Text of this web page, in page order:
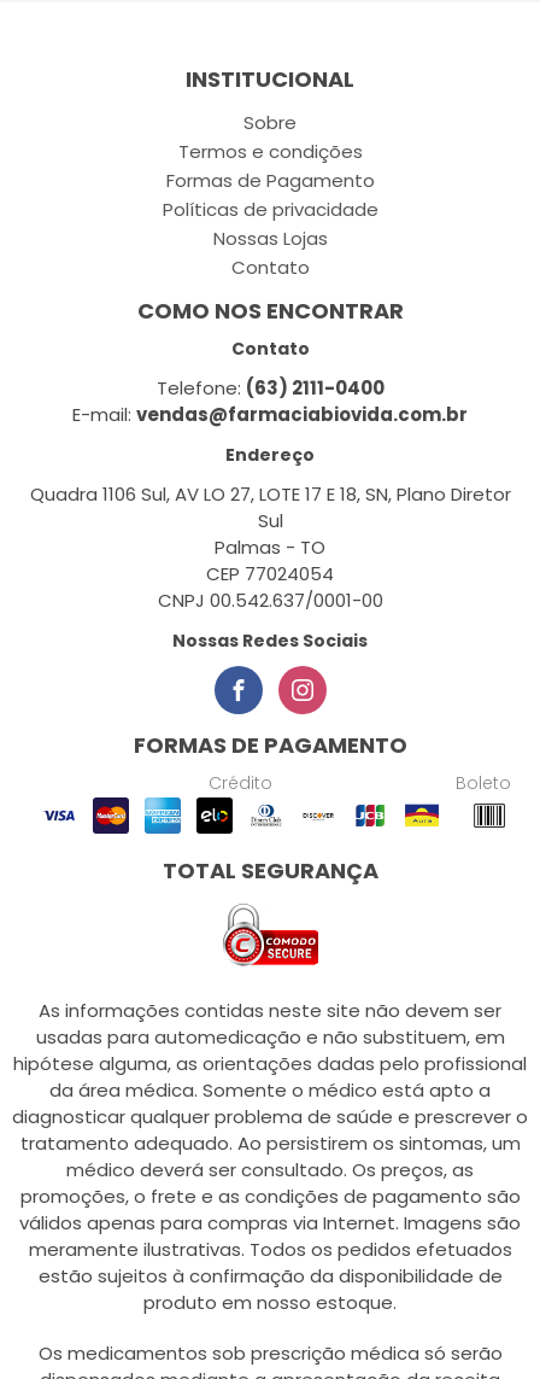
INSTITUCIONAL
Sobre
Termos e condições
Formas de Pagamento
Políticas de privacidade
Nossas Lojas
Contato
COMO NOS ENCONTRAR
Contato
Telefone: (63) 2111-0400
E-mail: vendas@farmaciabiovida.com.br
Endereço
Quadra 1106 Sul, AV LO 27, LOTE 17 E 18, SN, Plano Diretor
Sul
Palmas - TO
CEP 77024054
CNPJ 00.542.637/0001-00
Nossas Redes Sociais
FORMAS DE PAGAMENTO
Crédito Boleto
TOTAL SEGURANÇA
As informações contidas neste site não devem ser
usadas para automedicação e não substituem, em
hipótese alguma, as orientações dadas pelo profissional
da área médica. Somente o médico está apto a
diagnosticar qualquer problema de saúde e prescrever o
tratamento adequado. Ao persistirem os sintomas, um
médico deverá ser consultado. Os preços, as
promoções, o frete e as condições de pagamento são
válidos apenas para compras via Internet. Imagens são
meramente ilustrativas. Todos os pedidos efetuados
estão sujeitos à confirmação da disponibilidade de
produto em nosso estoque.
Os medicamentos sob prescrição médica só serão